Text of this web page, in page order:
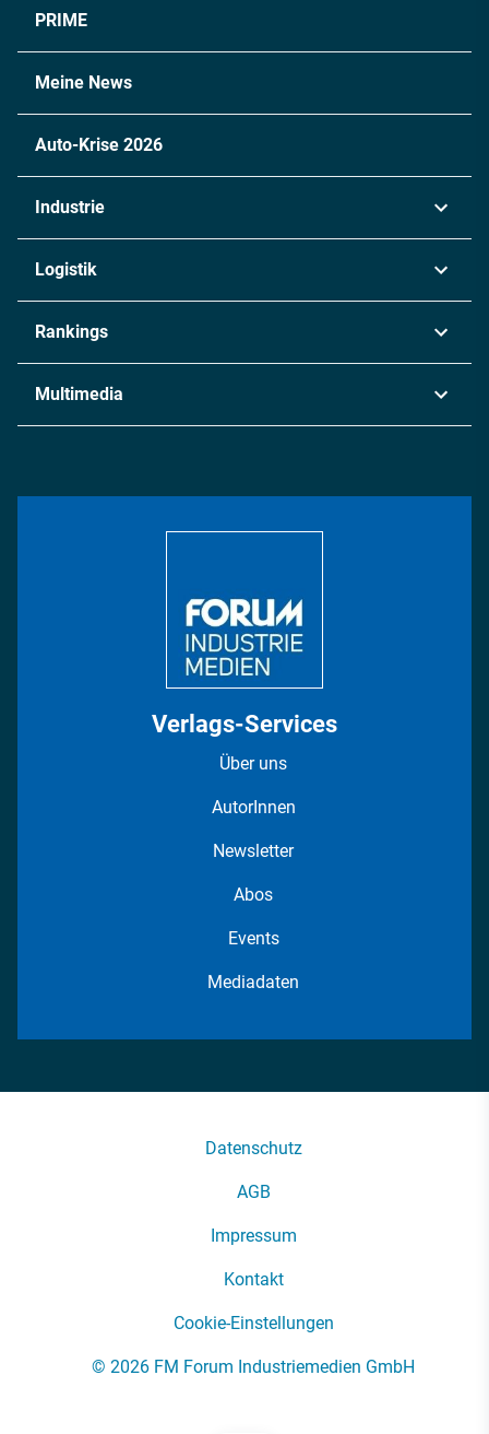
PRIME
Meine News
Auto-Krise 2026
Industrie
Chemie
Metall
Energie
Logistik
Rankings
Multimedia
Verlags-Services
Über uns
AutorInnen
Newsletter
Abos
Events
Mediadaten
Datenschutz
AGB
Impressum
Kontakt
Cookie-Einstellungen
© 2026 FM Forum Industriemedien GmbH